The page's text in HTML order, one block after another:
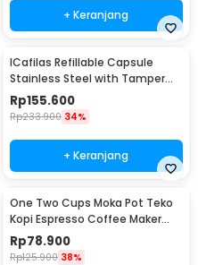
+ Keranjang
ICafilas Refillable Capsule
Stainless Steel with Tamper
for Nespresso - F456
Rp155.600
Rp233.900 34%
+ Keranjang
One Two Cups Moka Pot Teko
Kopi Espresso Coffee Maker
Stovetop 6 Cup 300ml - Z21
Rp78.900
Rp125.900 38%